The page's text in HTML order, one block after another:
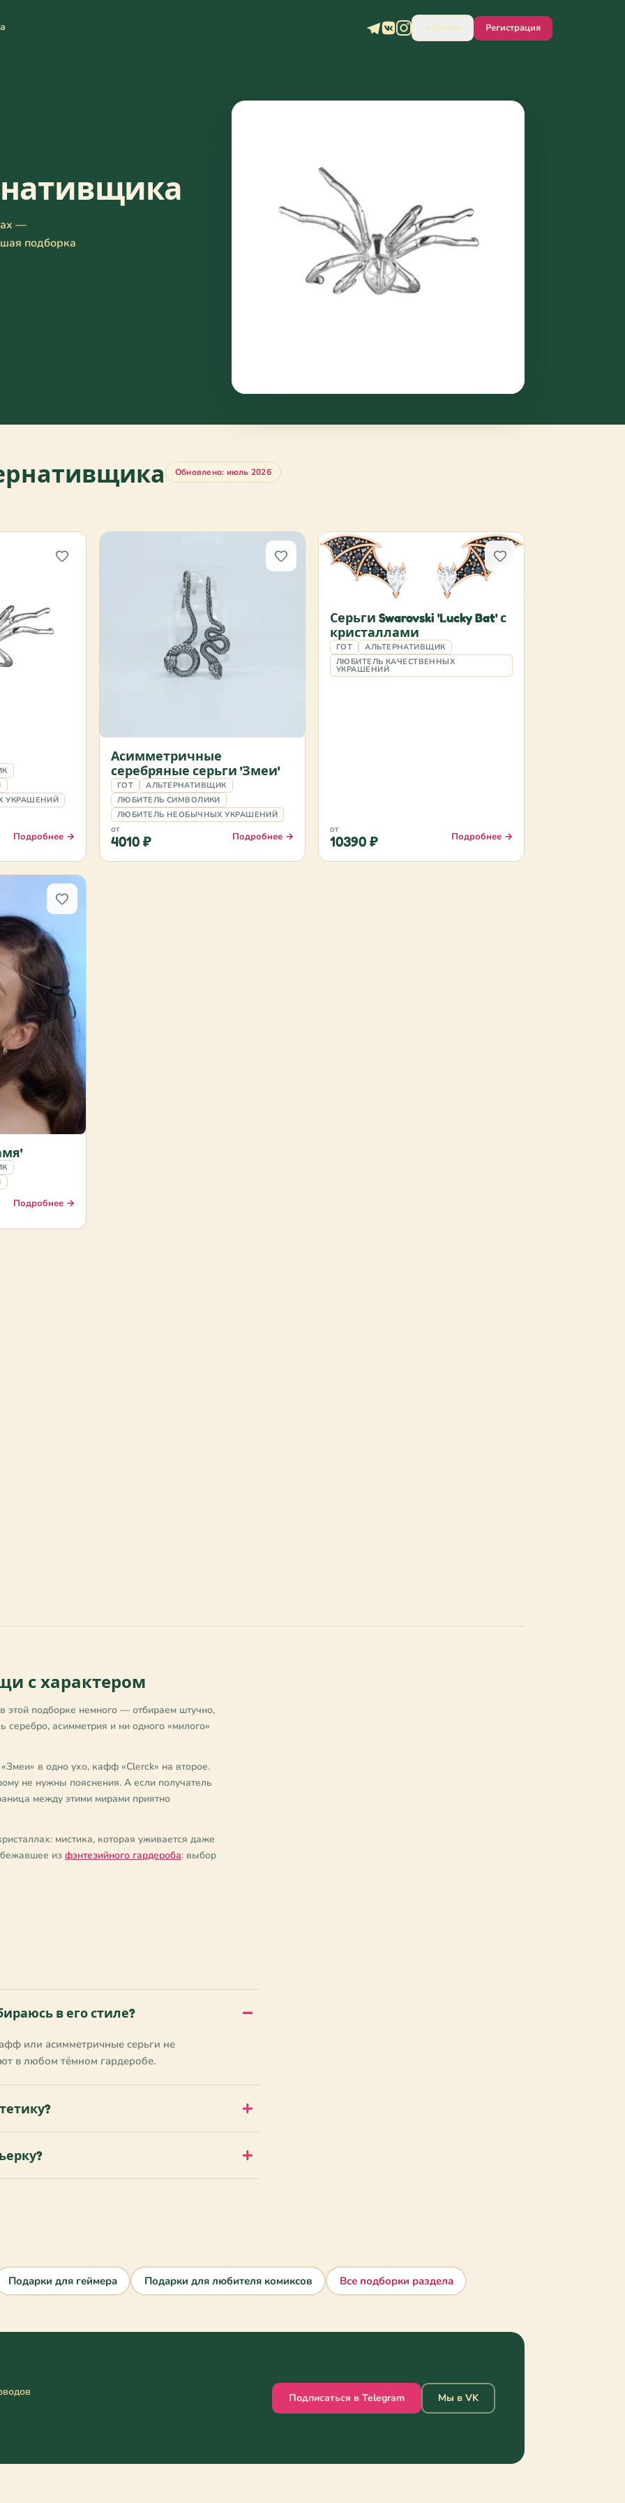
Войти Регистрация
—
подборка
Обновлено: июль 2026
УКРАШЕНИЙ
Подробнее →
Асимметричные
серебряные серьги 'Змеи'
ГОТ
АЛЬТЕРНАТИВЩИК
ЛЮБИТЕЛЬ СИМВОЛИКИ
ЛЮБИТЕЛЬ НЕОБЫЧНЫХ УКРАШЕНИЙ
от
4010 ₽ Подробнее →
Серьги Swarovski 'Lucky Bat' с
кристаллами
ГОТ
АЛЬТЕРНАТИВЩИК
ЛЮБИТЕЛЬ КАЧЕСТВЕННЫХ
УКРАШЕНИЙ
от
10390 ₽ Подробнее →
Подробнее →
с характером
этой подборке немного — отбираем штучно,
серебро, асимметрия и ни одного «милого»
в одно ухо, кафф «Clerck» на второе.
не нужны пояснения. А если получатель
между этими мирами приятно
мистика, которая уживается даже
из фэнтезийного гардероба: выбор
в его стиле?
или асимметричные серьги не
в любом тёмном гардеробе.
Подарки для геймера Подарки для любителя комиксов Все подборки раздела
Подписаться в Telegram Мы в VK